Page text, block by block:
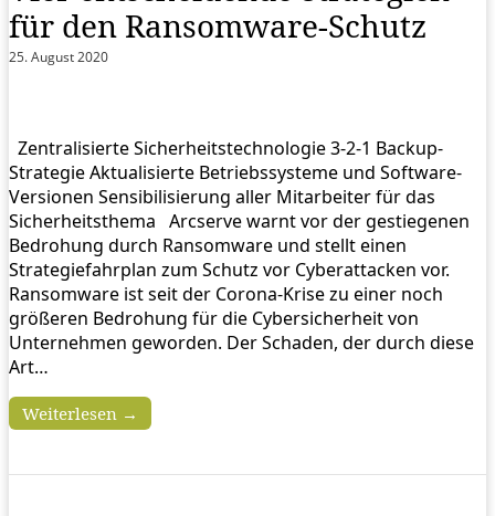
für den Ransomware-Schutz
25. August 2020
Zentralisierte Sicherheitstechnologie 3-2-1 Backup-
Strategie Aktualisierte Betriebssysteme und Software-
Versionen Sensibilisierung aller Mitarbeiter für das
Sicherheitsthema Arcserve warnt vor der gestiegenen
Bedrohung durch Ransomware und stellt einen
Strategiefahrplan zum Schutz vor Cyberattacken vor.
Ransomware ist seit der Corona-Krise zu einer noch
größeren Bedrohung für die Cybersicherheit von
Unternehmen geworden. Der Schaden, der durch diese
Art…
Weiterlesen →